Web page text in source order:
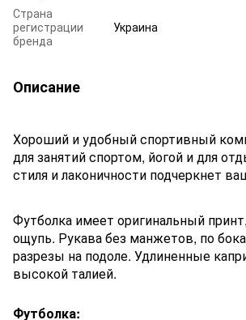
Страна
регистрации
бренда
Украина
Описание
Хороший и удобный спортивный
для занятий спортом, йогой и для
стиля и лаконичности подчеркнет
Футболка имеет оригинальный
ощупь. Рукава без манжетов, по
разрезы на подоле. Удлиненные
высокой талией.
Футболка: